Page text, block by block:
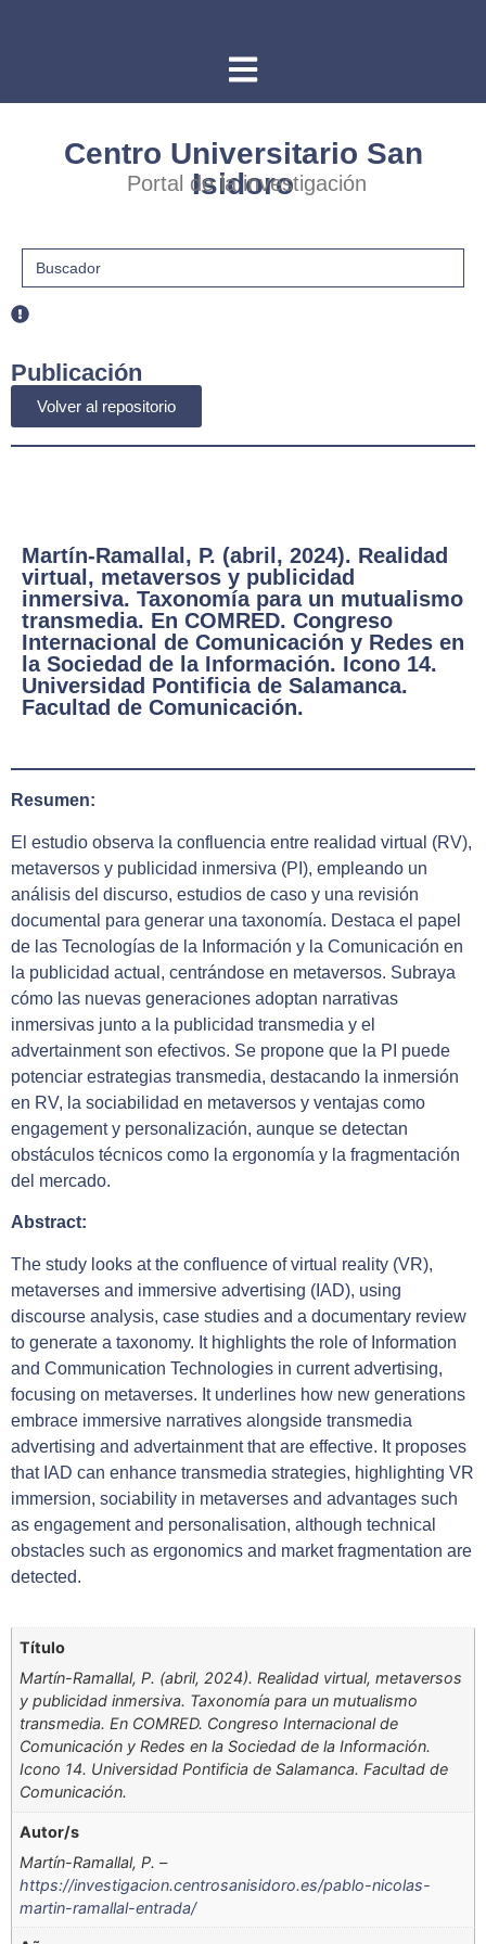
Centro Universitario San
Isidoro
Portal de la investigación
Buscar:
Publicación
Volver al repositorio
Martín-Ramallal, P. (abril, 2024). Realidad
virtual, metaversos y publicidad
inmersiva. Taxonomía para un mutualismo
transmedia. En COMRED. Congreso
Internacional de Comunicación y Redes en
la Sociedad de la Información. Icono 14.
Universidad Pontificia de Salamanca.
Facultad de Comunicación.
Resumen:
El estudio observa la confluencia entre realidad virtual (RV),
metaversos y publicidad inmersiva (PI), empleando un
análisis del discurso, estudios de caso y una revisión
documental para generar una taxonomía. Destaca el papel
de las Tecnologías de la Información y la Comunicación en
la publicidad actual, centrándose en metaversos. Subraya
cómo las nuevas generaciones adoptan narrativas
inmersivas junto a la publicidad transmedia y el
advertainment son efectivos. Se propone que la PI puede
potenciar estrategias transmedia, destacando la inmersión
en RV, la sociabilidad en metaversos y ventajas como
engagement y personalización, aunque se detectan
obstáculos técnicos como la ergonomía y la fragmentación
del mercado.
Abstract:
The study looks at the confluence of virtual reality (VR),
metaverses and immersive advertising (IAD), using
discourse analysis, case studies and a documentary review
to generate a taxonomy. It highlights the role of Information
and Communication Technologies in current advertising,
focusing on metaverses. It underlines how new generations
embrace immersive narratives alongside transmedia
advertising and advertainment that are effective. It proposes
that IAD can enhance transmedia strategies, highlighting VR
immersion, sociability in metaverses and advantages such
as engagement and personalisation, although technical
obstacles such as ergonomics and market fragmentation are
detected.
Título
Martín-Ramallal, P. (abril, 2024). Realidad virtual, metaversos
y publicidad inmersiva. Taxonomía para un mutualismo
transmedia. En COMRED. Congreso Internacional de
Comunicación y Redes en la Sociedad de la Información.
Icono 14. Universidad Pontificia de Salamanca. Facultad de
Comunicación.
Autor/s
Martín-Ramallal, P. –
https://investigacion.centrosanisidoro.es/pablo-nicolas-
martin-ramallal-entrada/